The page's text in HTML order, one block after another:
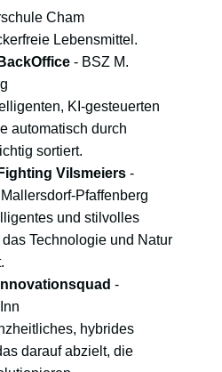
Cham
Lebensmittel.
BackOffice - BSZ M.
KI-gesteuerten
automatisch durch
sortiert.
Fighting Vilsmeiers-
Pfaffenberg
und stilvolles
Technologie und Natur
Innovationsquad-
hybrides
darauf abzielt, die